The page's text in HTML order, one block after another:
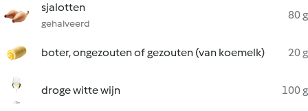
sjalotten
gehalveerd
80 g
boter, ongezouten of gezouten (van koemelk) 20 g
droge witte wijn 100 g